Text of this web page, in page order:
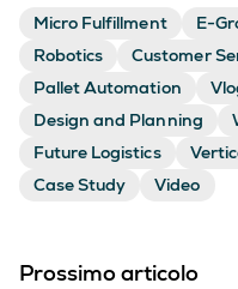
Micro Fulfillment E-
Robotics
Customer
Pallet Automation
Design and Planning
Future Logistics
Case Study
Video
Prossimo articolo